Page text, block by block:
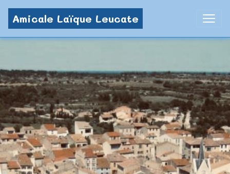
Amicale Laïque Leucate